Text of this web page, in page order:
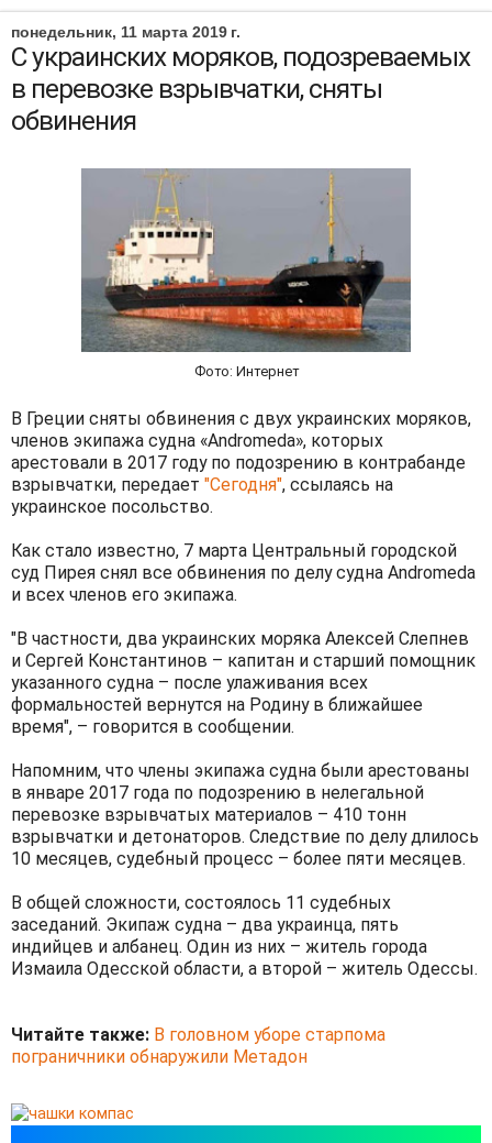
понедельник, 11 марта 2019 г.
С украинских моряков, подозреваемых
в перевозке взрывчатки, сняты
обвинения
Фото: Интернет
В Греции сняты обвинения с двух украинских моряков,
членов экипажа судна «Andromeda», которых
арестовали в 2017 году по подозрению в контрабанде
взрывчатки, передает "Сегодня", ссылаясь на
украинское посольство.
Как стало известно, 7 марта Центральный городской
суд Пирея снял все обвинения по делу судна Andromeda
и всех членов его экипажа.
"В частности, два украинских моряка Алексей Слепнев
и Сергей Константинов – капитан и старший помощник
указанного судна – после улаживания всех
формальностей вернутся на Родину в ближайшее
время", – говорится в сообщении.
Напомним, что члены экипажа судна были арестованы
в январе 2017 года по подозрению в нелегальной
перевозке взрывчатых материалов – 410 тонн
взрывчатки и детонаторов. Следствие по делу длилось
10 месяцев, судебный процесс – более пяти месяцев.
В общей сложности, состоялось 11 судебных
заседаний. Экипаж судна – два украинца, пять
индийцев и албанец. Один из них – житель города
Измаила Одесской области, а второй – житель Одессы.
Читайте также: В головном уборе старпома
пограничники обнаружили Метадон